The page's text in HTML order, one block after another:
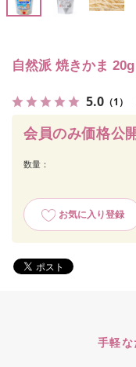
自然派 焼きかま 20g
5.0 （1）
会員のみ価格公
数量：
お気に入り登録
手軽な